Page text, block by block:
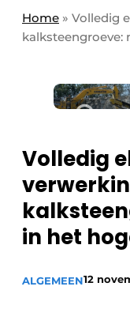
Evenement
Meest
Podcasts
Privacy /
Vacature
Vacatures
Video’s
Home » Volledig
kalksteengroeve:
Volledig
in het
ALGEMEEN12